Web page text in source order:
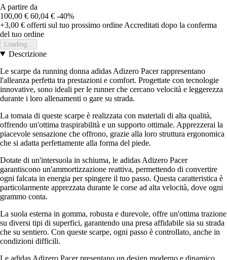
A partire da
100,00 € 60,04 € -40%
+3,00 € offerti sul tuo prossimo ordine Accreditati dopo la conferma
del tuo ordine
Loading...
Descrizione
Le scarpe da running donna adidas Adizero Pacer rappresentano
l'alleanza perfetta tra prestazioni e comfort. Progettate con tecnologie
innovative, sono ideali per le runner che cercano velocità e leggerezza
durante i loro allenamenti o gare su strada.
La tomaia di queste scarpe è realizzata con materiali di alta qualità,
offrendo un'ottima traspirabilità e un supporto ottimale. Apprezzerai la
piacevole sensazione che offrono, grazie alla loro struttura ergonomica
che si adatta perfettamente alla forma del piede.
Dotate di un'intersuola in schiuma, le adidas Adizero Pacer
garantiscono un'ammortizzazione reattiva, permettendo di convertire
ogni falcata in energia per spingere il tuo passo. Questa caratteristica è
particolarmente apprezzata durante le corse ad alta velocità, dove ogni
grammo conta.
La suola esterna in gomma, robusta e durevole, offre un'ottima trazione
su diversi tipi di superfici, garantendo una presa affidabile sia su strada
che su sentiero. Con queste scarpe, ogni passo è controllato, anche in
condizioni difficili.
Le adidas Adizero Pacer presentano un design moderno e dinamico,